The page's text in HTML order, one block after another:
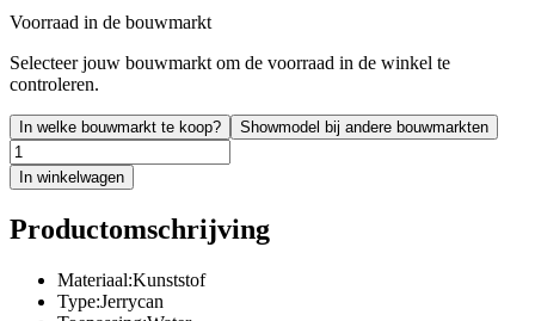
Voorraad in de bouwmarkt
Selecteer jouw bouwmarkt om de voorraad in de winkel te
controleren.
In welke bouwmarkt te koop? Showmodel bij andere bouwmarkten
In winkelwagen
Productomschrijving
Materiaal:Kunststof
Type:Jerrycan